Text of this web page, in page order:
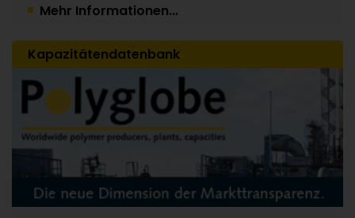
Mehr Informationen...
Kapazitätendatenbank